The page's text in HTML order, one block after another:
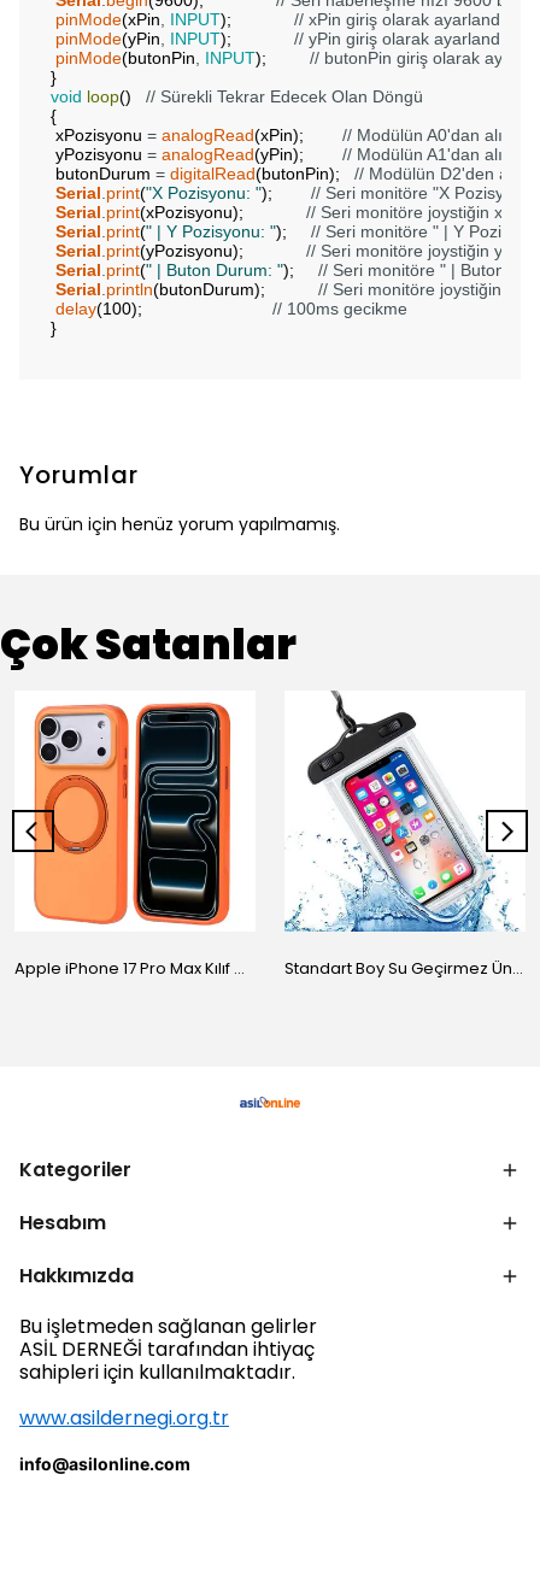
pinMode(xPin INPUT);
// xPin giriş olarak ayarlandı
pinMode(yPin INPUT);
// yPin giriş olarak ayarlandı
pinMode(butonPin INPUT);
// butonPin giriş olarak
}
void loop()
// Sürekli Tekrar Edecek Olan Döngü
{
xPozisyonu = analogRead(xPin);
// Modülün A0'dan alınan
yPozisyonu = analogRead(yPin);
// Modülün A1'dan alınan
butonDurum = digitalRead(butonPin);
// Modülün D2'den
Serial print("X Pozisyonu: ");
// Seri monitöre "X Pozisyonu:"
Serial print(xPozisyonu);
// Seri monitöre joystiğin x
Serial print(" | Y Pozisyonu: ");
// Seri monitöre " | Y
Serial print(yPozisyonu);
// Seri monitöre joystiğin y
Serial print(" | Buton Durum: ");
// Seri monitöre " | Buton
Serial println(butonDurum);
// Seri monitöre joystiğin
delay(100);
// 100ms gecikme
}
Yorumlar
Bu ürün için henüz yorum yapılmamış.
Çok Satanlar
Apple iPhone 17 Pro Max Kılıf M-Safe Şarj Özellikli Standlı Zore Proton Silikon Kapak Standart Boy Su Geçirmez Üniversal Kılıf
Kategoriler
Hesabım
Hakkımızda
Bu işletmeden sağlanan gelirler
ASİL DERNEĞİ tarafından ihtiyaç
sahipleri için kullanılmaktadır.
www.asildernegi.org.tr
info@asilonline.com